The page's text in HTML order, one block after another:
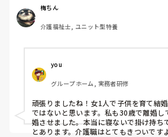
なぁと思いながら家のポストを開ける
ら私に感謝の手紙でした。女手一つで
の夢を(看護師になる事)叶える為学校
などたくさん素敵な言葉が並んでいま
は「私を産んでくれてありがとう」っ
で号泣してました😭正直この仕事しん
だまだ娘達の為にもバリバリ働かない
た日になりました！
こちらこそ「私の娘として産まれてき
です。
梅ちん
介護福祉士, ユニット型特養
you
グループホーム, 実務者研修
頑張りましたね！女1人で子供を育て結
ではないと思います。私も30歳で離婚し
婚させました。本当に寝ないで掛け持ち
とあります。介護職はとてもきついです